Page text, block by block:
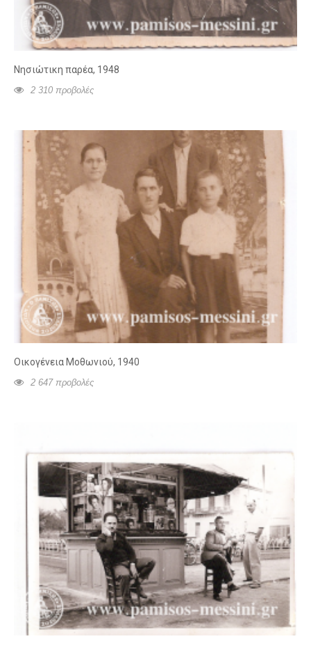
Νησιώτικη παρέα, 1948
2 310 προβολές
Οικογένεια Μοθωνιού, 1940
2 647 προβολές